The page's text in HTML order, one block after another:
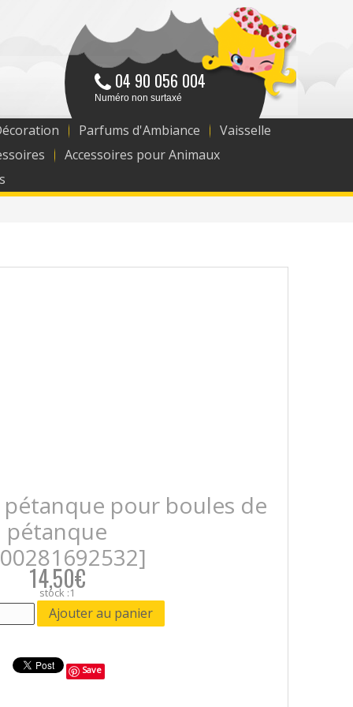
04 90 056 004
Numéro non surtaxé
Parfums d'Ambiance
Vaisselle
Accessoires pour Animaux
pétanque pour boules de
pétanque
14,50€
stock :1
Save